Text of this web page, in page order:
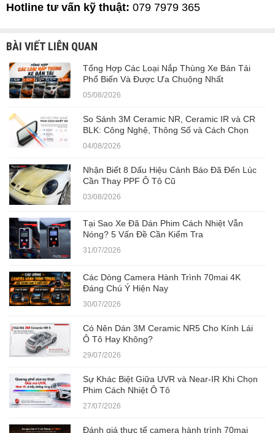
Hotline tư vấn kỹ thuật: 079 7979 365
BÀI VIẾT LIÊN QUAN
Tổng Hợp Các Loại Nắp Thùng Xe Bán Tải
Phổ Biến Và Được Ưa Chuộng Nhất
05/08/2026
So Sánh 3M Ceramic NR, Ceramic IR và CR
BLK: Công Nghệ, Thông Số và Cách Chọn
04/08/2026
Nhận Biết 8 Dấu Hiệu Cảnh Báo Đã Đến Lúc
Cần Thay PPF Ô Tô Cũ
03/08/2026
Tại Sao Xe Đã Dán Phim Cách Nhiệt Vẫn
Nóng? 5 Vấn Đề Cần Kiểm Tra
31/07/2026
Các Dòng Camera Hành Trình 70mai 4K
Đáng Chú Ý Hiện Nay
30/07/2026
Có Nên Dán 3M Ceramic NR5 Cho Kính Lái
Ô Tô Hay Không?
29/07/2026
Sự Khác Biệt Giữa UVR và Near-IR Khi Chọn
Phim Cách Nhiệt Ô Tô
27/07/2026
Đánh giá thực tế camera hành trình 70mai